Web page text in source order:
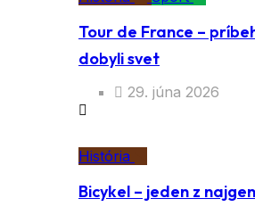
Tour de France –
dobyli svet
29. júna 2026
História
Bicykel – jeden z